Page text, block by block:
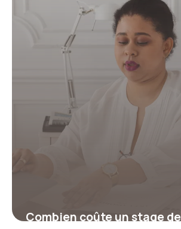
Combien coûte un stage de